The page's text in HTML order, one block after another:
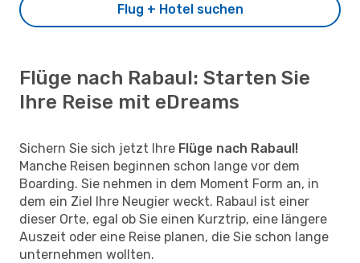
Flug + Hotel suchen
Flüge nach Rabaul: Starten Sie
Ihre Reise mit eDreams
Sichern Sie sich jetzt Ihre Flüge nach Rabaul!
Manche Reisen beginnen schon lange vor dem
Boarding. Sie nehmen in dem Moment Form an, in
dem ein Ziel Ihre Neugier weckt. Rabaul ist einer
dieser Orte, egal ob Sie einen Kurztrip, eine längere
Auszeit oder eine Reise planen, die Sie schon lange
unternehmen wollten.